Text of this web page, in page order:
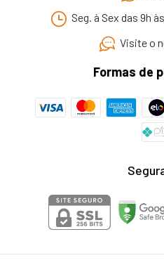
Seg. à Sex das 9h
Visite o
Formas de